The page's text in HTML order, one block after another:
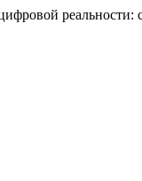
реальности: